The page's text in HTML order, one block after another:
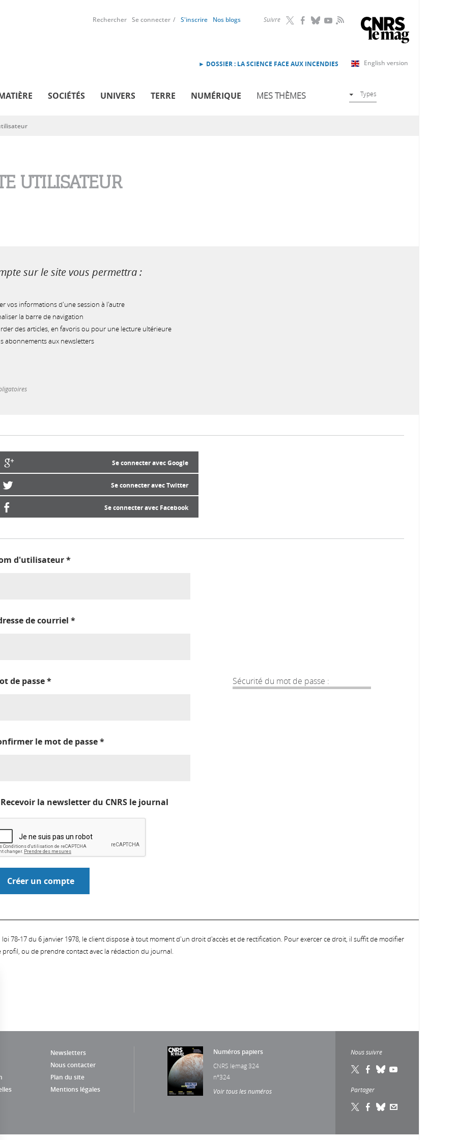
Suivre RSS
Rechercher Se connecter S'inscrire Nos blogs
English version
► DOSSIER : LA SCIENCE FACE AUX INCENDIES
SOCIÉTÉS UNIVERS TERRE NUMÉRIQUE MES THÈMES Types
UTILISATEUR
sur le site vous permettra :
vos informations d'une session à l'autre
la barre de navigation
des articles, en favoris ou pour une lecture ultérieure
abonnements aux newsletters
Se connecter avec Google
Se connecter avec Twitter
Se connecter avec Facebook
d'utilisateur*
de courriel *
Sécurité du mot de passe :
de passe*
le mot de passe*
Recevoir la newsletter du CNRS le journal
78-17 du 6 janvier 1978, le client dispose à tout moment d'un droit d'accès et de rectification. Pour exercer ce droit, il suffit de modifier
ou de prendre contact avec la rédaction du journal.
Newsletters
Nous contacter
Plan du site
Mentions légales
Numéros papiers
CNRS lemag 324
n°324
Voir tous les numéros
Nous suivre
Partager